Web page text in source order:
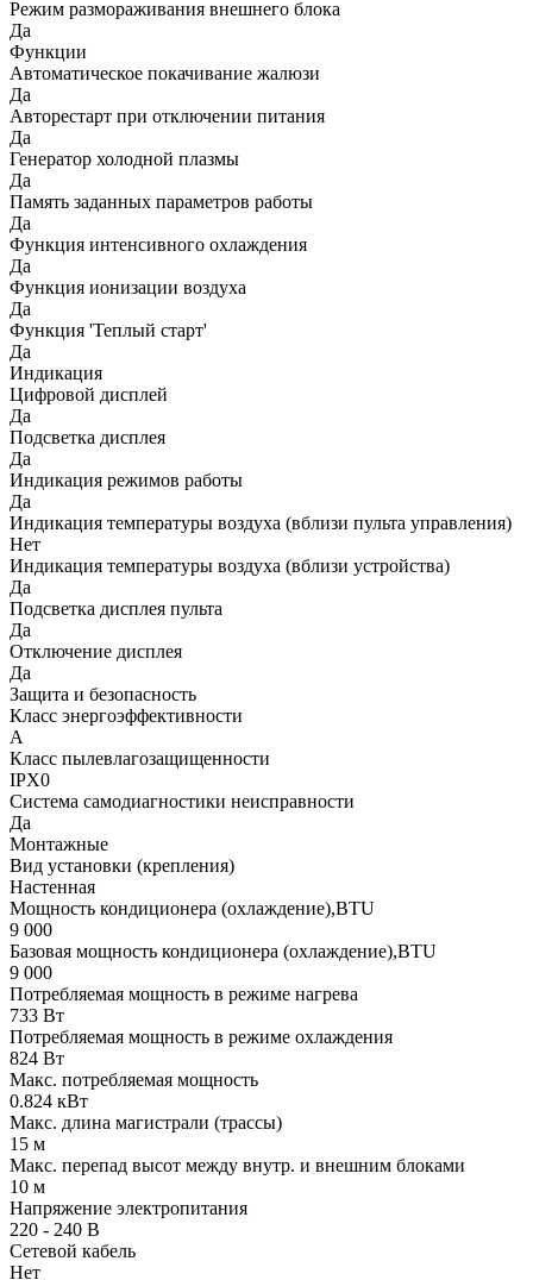
Режим размораживания внешнего блока
Да
Функции
Автоматическое покачивание жалюзи
Да
Авторестарт при отключении питания
Да
Генератор холодной плазмы
Да
Память заданных параметров работы
Да
Функция интенсивного охлаждения
Да
Функция ионизации воздуха
Да
Функция 'Теплый старт'
Да
Индикация
Цифровой дисплей
Да
Подсветка дисплея
Да
Индикация режимов работы
Да
Индикация температуры воздуха (вблизи пульта управления)
Нет
Индикация температуры воздуха (вблизи устройства)
Да
Подсветка дисплея пульта
Да
Отключение дисплея
Да
Защита и безопасность
Класс энергоэффективности
A
Класс пылевлагозащищенности
IPX0
Система самодиагностики неисправности
Да
Монтажные
Вид установки (крепления)
Настенная
Мощность кондиционера (охлаждение),BTU
9 000
Базовая мощность кондиционера (охлаждение),BTU
9 000
Потребляемая мощность в режиме нагрева
733 Вт
Потребляемая мощность в режиме охлаждения
824 Вт
Макс. потребляемая мощность
0.824 кВт
Макс. длина магистрали (трассы)
15 м
Макс. перепад высот между внутр. и внешним блоками
10 м
Напряжение электропитания
220 - 240 В
Сетевой кабель
Нет